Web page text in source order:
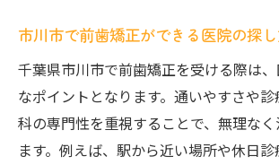
市川市で前歯矯正ができる医院の探
千葉県市川市で前歯矯正を受ける際は
なポイントとなります。通いやすさや
科の専門性を重視することで、無理な
ます。例えば、駅から近い場所や休日